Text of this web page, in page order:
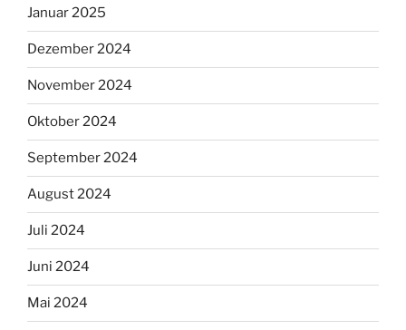
Januar 2025
Dezember 2024
November 2024
Oktober 2024
September 2024
August 2024
Juli 2024
Juni 2024
Mai 2024